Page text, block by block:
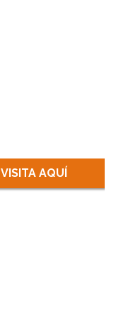
VISITA AQUÍ